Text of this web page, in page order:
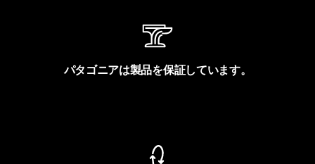
パタゴニアは製品を保証しています。